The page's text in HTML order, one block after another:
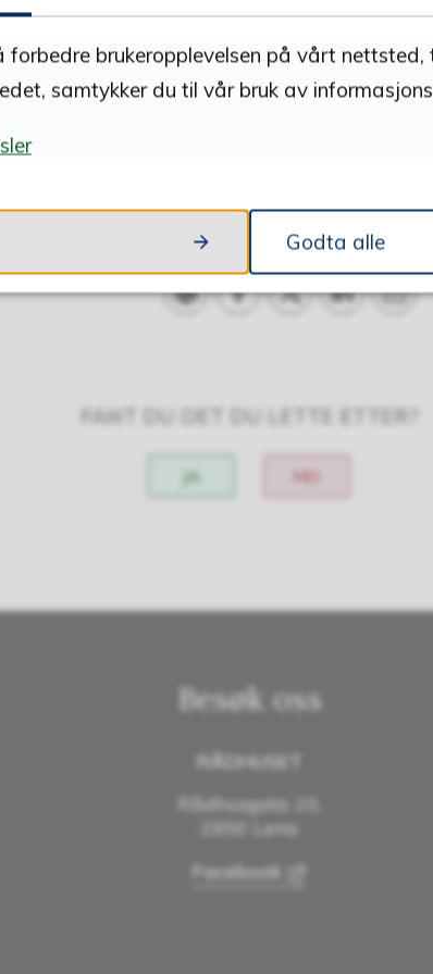
77 837
på Lena helsestasjon.
FANT DU DET DU LETTE ETTER?
JA NEI
Besøk oss
RÅDHUSET
Rådhusgata 20,
2850 Lena
Facebook
forbedre brukeropplevelsen på vårt
samtykker du til vår bruk av
Godta alle